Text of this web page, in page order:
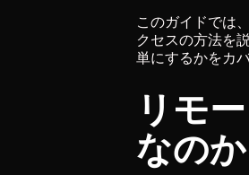
このガイドでは
クセスの方法を
単にするかをカ
リモ
なのか